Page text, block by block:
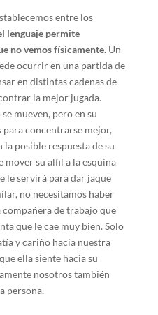
entre los
lenguaje permite
no vemos físicamente. Un
ocurrir en una partida de
en distintas cadenas de
la mejor jugada.
mueven, pero en su
para concentrarse mejor,
posible respuesta de su
mover su alfil a la esquina
le servirá para dar jaque
no necesitamos haber
de trabajo que
que le cae muy bien. Solo
y cariño hacia nuestra
ella siente hacia su
nosotros también
persona.